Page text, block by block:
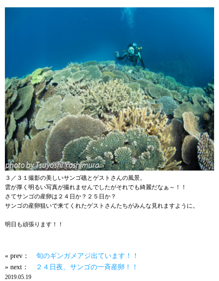
３／３１撮影の美しいサンゴ礁とゲストさんの風景。
雲が厚く明るい写真が撮れませんでしたがそれでも綺麗だなぁ～！！
さてサンゴの産卵は２４日か？２５日か？
サンゴの産卵狙いで来てくれたゲストさんたちがみんな見れますように。
明日も頑張ります！！
« prev： 旬のギンガメアジ出ています！！
» next：
２４日夜、サンゴの一斉産卵！！
2019.05.19